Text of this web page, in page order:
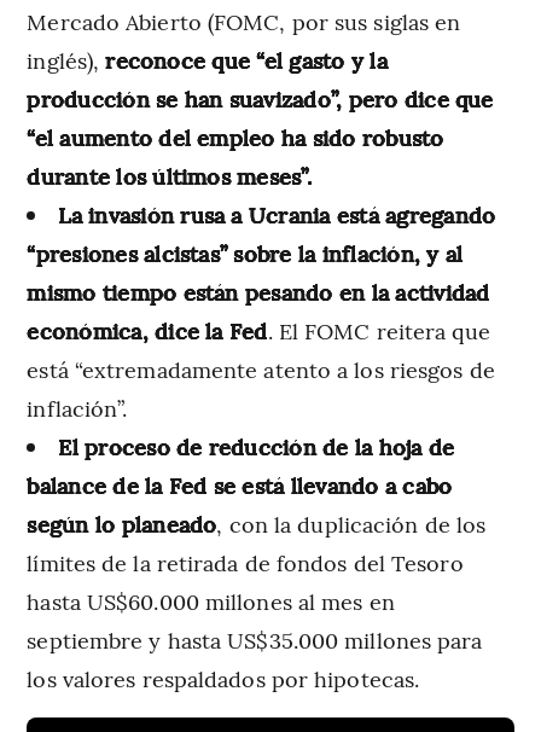
Mercado Abierto (FOMC, por sus siglas en
inglés),reconoce que “el gasto y la
producción se han suavizado”, pero dice que
“el aumento del empleo ha sido robusto
durante los últimos meses”.
La invasión rusa a Ucrania está agregando
“presiones alcistas” sobre la inflación, y al
mismo tiempo están pesando en la actividad
económica, dice la Fed. El FOMC reitera que
está “extremadamente atento a los riesgos de
inflación”.
El proceso de reducción de la hoja de
balance de la Fed se está llevando a cabo
según lo planeado, con la duplicación de los
límites de la retirada de fondos del Tesoro
hasta US$60.000 millones al mes en
septiembre y hasta US$35.000 millones para
los valores respaldados por hipotecas.